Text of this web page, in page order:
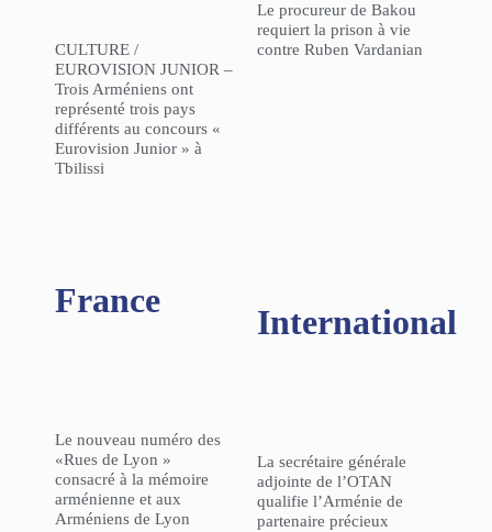
CULTURE /
EUROVISION JUNIOR –
Trois Arméniens ont
représenté trois pays
différents au concours «
Eurovision Junior » à
Tbilissi
Le procureur de Bakou
requiert la prison à vie
contre Ruben Vardanian
France
Le nouveau numéro des
«Rues de Lyon »
consacré à la mémoire
arménienne et aux
Arméniens de Lyon
International
La secrétaire générale
adjointe de l’OTAN
qualifie l’Arménie de
partenaire précieux